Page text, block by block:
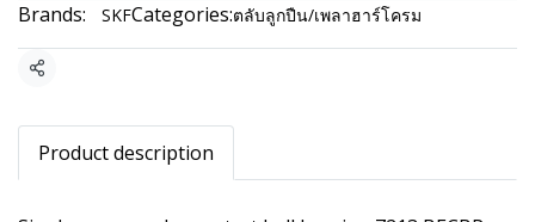
Brands:
SKFCategories:ตลับลูกปืน/เพลาฮาร์โครม
Share
Product description